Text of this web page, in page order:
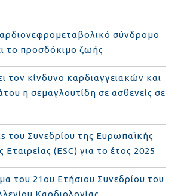
σύνδρομο
το προσδόκιμο ζωής
τον κίνδυνο καρδιαγγειακών και
η σεμαγλουτίδη σε ασθενείς σε
του Συνεδρίου της Ευρωπαϊκής
Εταιρείας (ESC) για το έτος 2025
του 21ου Ετήσιου Συνεδρίου του
Καρδιολογίας